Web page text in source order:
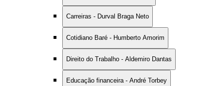
Carreiras - Durval Braga Neto
Cotidiano Baré - Humberto Amorim
Direito do Trabalho - Aldemiro Dantas
Educação financeira - André Torbey